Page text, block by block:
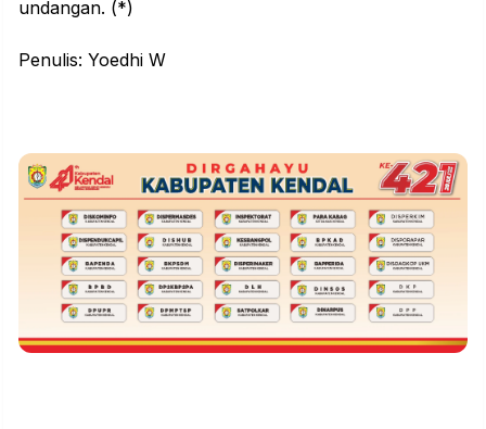
undangan. (*)
Penulis: Yoedhi W